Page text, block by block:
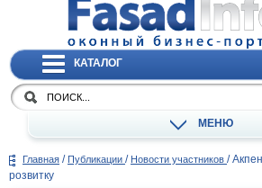
КАТАЛОГ
МЕНЮ
Главная / Публикации / Новости участников /
розвитку